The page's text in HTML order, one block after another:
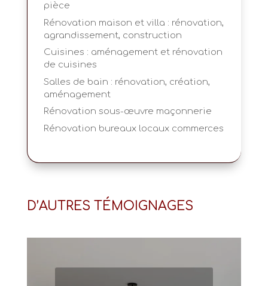
pièce
Rénovation maison et villa : rénovation,
agrandissement, construction
Cuisines : aménagement et rénovation
de cuisines
Salles de bain : rénovation, création,
aménagement
Rénovation sous-œuvre maçonnerie
Rénovation bureaux locaux commerces
D’AUTRES TÉMOIGNAGES